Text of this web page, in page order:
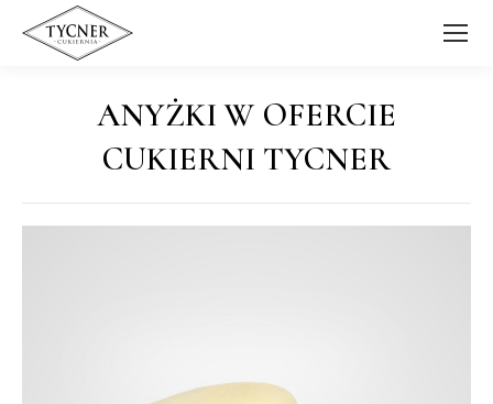
ANYŻKI W OFERCIE
CUKIERNI TYCNER